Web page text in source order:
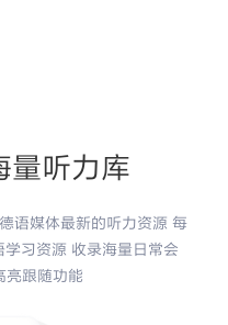
量听力库
语媒体最新的听力资源 每
习资源 收录海量日常会
亮跟随功能